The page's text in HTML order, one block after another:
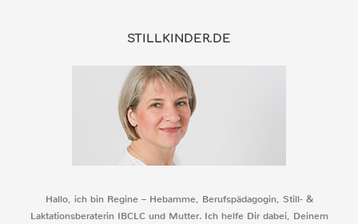
STILLKINDER.DE
Hallo, ich bin Regine – Hebamme, Berufspädagogin, Still- &
Laktationsberaterin IBCLC und Mutter. Ich helfe Dir dabei, Deinem